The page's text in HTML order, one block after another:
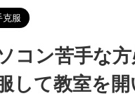
克服
コン苦手な
して教室を